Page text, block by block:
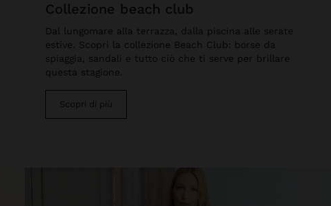
collezione beach club
Dal lungomare alla terrazza, dalla piscina alle serate
estive. Scopri la collezione Beach Club: borse da
spiaggia, sandali e tutto ciò che ti serve per brillare
questa stagione.
Scopri di più